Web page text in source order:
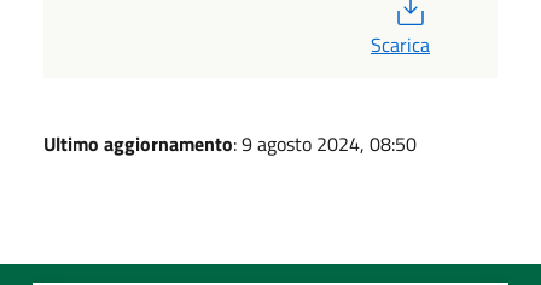
Scarica
Ultimo aggiornamento: 9 agosto 2024, 08:50